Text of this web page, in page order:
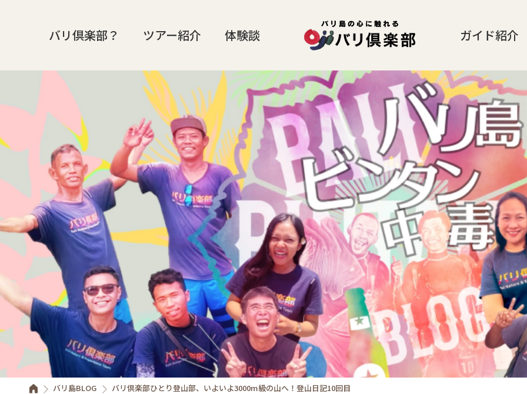
バリ倶楽部？ ツアー紹介 体験談 ガイド紹介
バリ島BLOG バリ倶楽部ひとり登山部、いよいよ3000m級の山へ！登山日記10回目